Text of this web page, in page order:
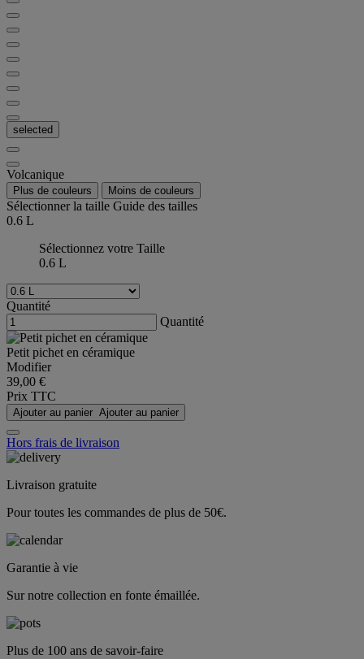
selected
Volcanique
Plus de couleurs Moins de couleurs
Sélectionner la taille Guide des tailles
0.6 L
Sélectionnez votre Taille
0.6 L
Quantité
Quantité
Petit pichet en céramique
Modifier
39,00 €
Prix TTC
Ajouter au panier Ajouter au panier
Hors frais de livraison
Livraison gratuite
Pour toutes les commandes de plus de 50€.
Garantie à vie
Sur notre collection en fonte émaillée.
Plus de 100 ans de savoir-faire